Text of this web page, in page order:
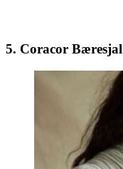
5. Coracor Bæresjal